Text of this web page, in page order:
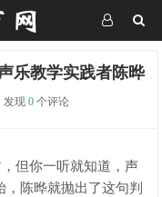
乐教学实践者陈晔
发现 0 个评论
但你一听就知道，声
陈晔就抛出了这句判